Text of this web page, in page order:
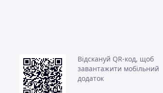
Відскануй QR-код, щоб
завантажити мобільний
додаток